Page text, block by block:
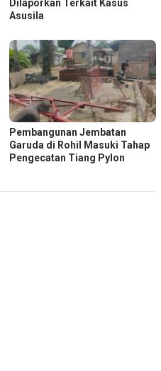
Dilaporkan Terkait Kasus
Asusila
Pembangunan Jembatan
Garuda di Rohil Masuki Tahap
Pengecatan Tiang Pylon